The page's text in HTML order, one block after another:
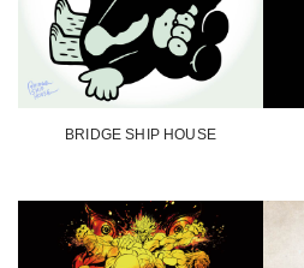
BRIDGE SHIP HOUSE